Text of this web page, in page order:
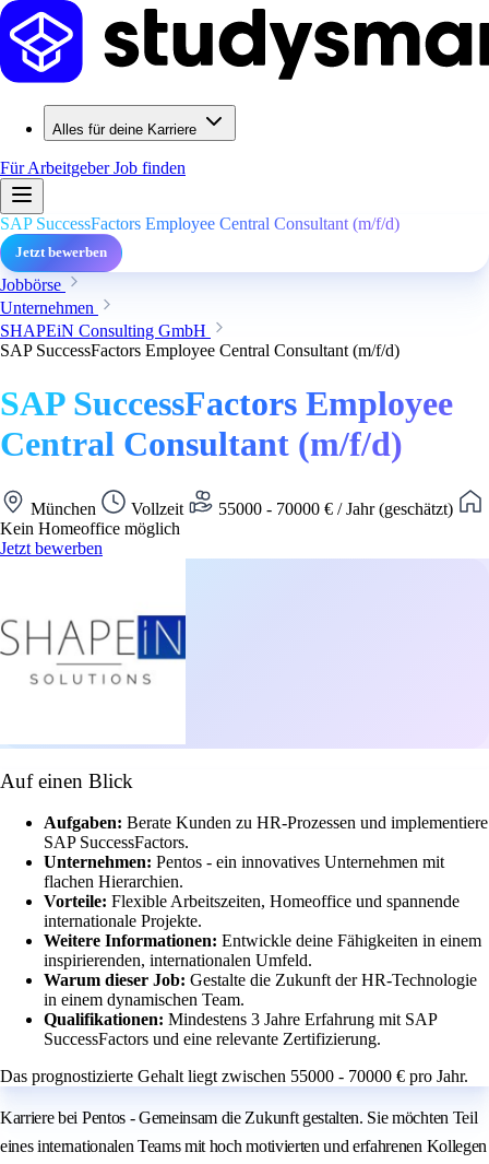
Alles für deine Karriere
Für ArbeitgeberJob finden
SAP SuccessFactors Employee Central Consultant (m/f/d)
Jetzt bewerben
Jobbörse
Unternehmen
SHAPEiN Consulting GmbH
SAP SuccessFactors Employee Central Consultant (m/f/d)
SAP SuccessFactors Employee
Central Consultant (m/f/d)
München Vollzeit
55000 - 70000 € / Jahr (geschätzt)
Kein Homeoffice möglich
Jetzt bewerben
Auf einen Blick
Aufgaben: Berate Kunden zu HR-Prozessen und implementiere
SAP SuccessFactors.
Unternehmen: Pentos - ein innovatives Unternehmen mit
flachen Hierarchien.
Vorteile: Flexible Arbeitszeiten, Homeoffice und spannende
internationale Projekte.
Weitere Informationen: Entwickle deine Fähigkeiten in einem
inspirierenden, internationalen Umfeld.
Warum dieser Job: Gestalte die Zukunft der HR-Technologie
in einem dynamischen Team.
Qualifikationen: Mindestens 3 Jahre Erfahrung mit SAP
SuccessFactors und eine relevante Zertifizierung.
Das prognostizierte Gehalt liegt zwischen 55000 - 70000 € pro Jahr.
Karriere bei Pentos - Gemeinsam die Zukunft gestalten. Sie möchten Teil
eines internationalen Teams mit hoch motivierten und erfahrenen Kollegen